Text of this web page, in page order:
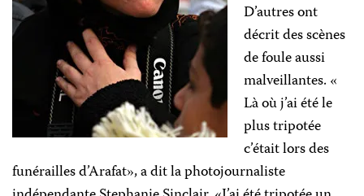
D’autres ont
décrit des scènes
de foule aussi
malveillantes. «
Là où j’ai été le
plus tripotée
c’était lors des
funérailles d’Arafat», a dit la photojournaliste